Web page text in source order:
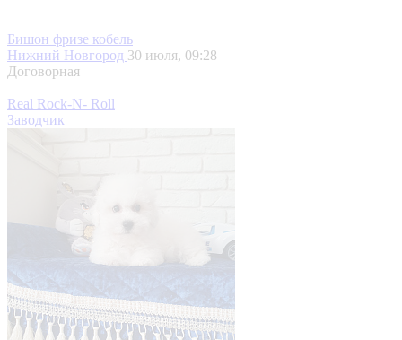
Бишон фризе кобель
Нижний Новгород 30 июля, 09:28
Договорная
Real Rock-N- Roll
Заводчик